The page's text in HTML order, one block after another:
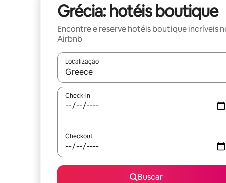
Grécia: hotéis boutique
Encontre e reserve hotéis boutique incríveis
Airbnb
Localização
Quando os resultados estiverem disponíveis,
Check-in
Checkout
Buscar